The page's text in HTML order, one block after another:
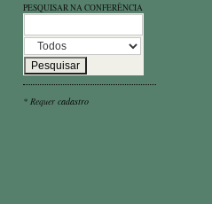
PESQUISAR NA CONFERÊNCIA
* Requercadastro